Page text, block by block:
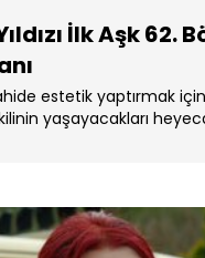
İlk Aşk 62.
estetik yaptırmak
yaşayacakları